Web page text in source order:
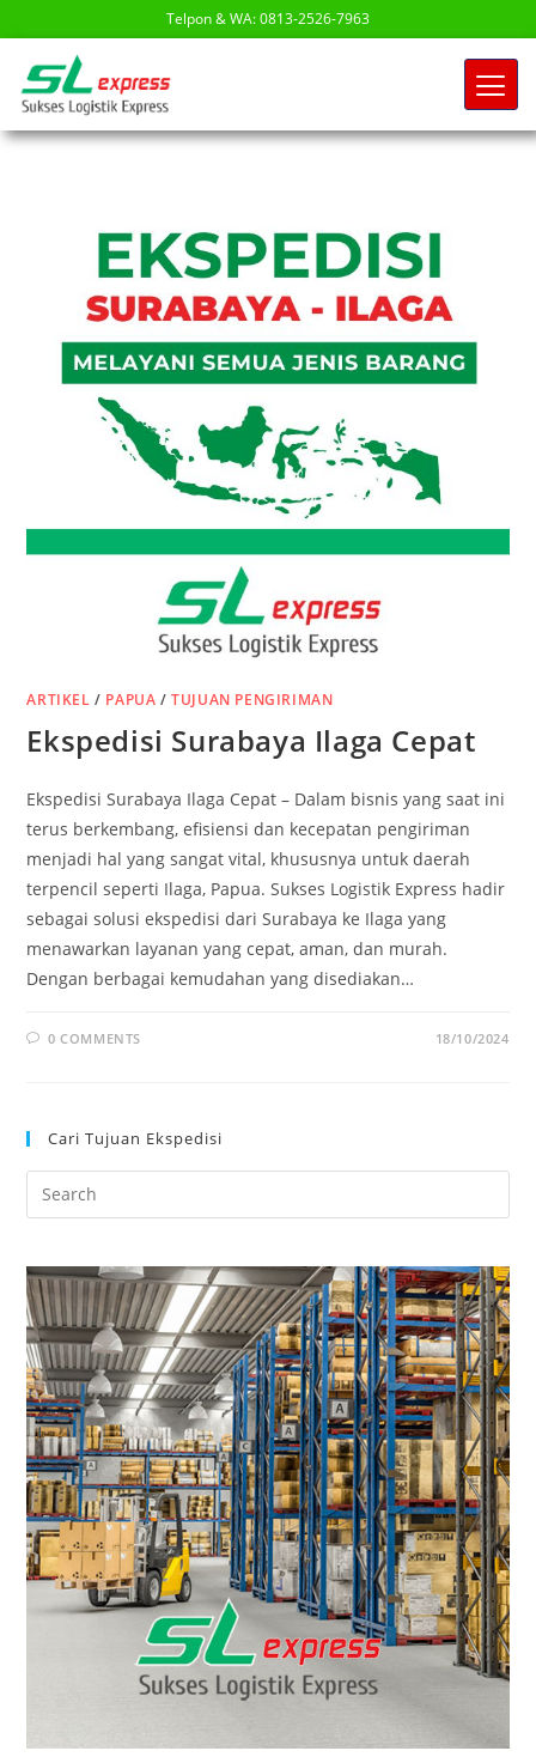
Telpon & WA: 0813-2526-7963
ARTIKEL / PAPUA /TUJUAN PENGIRIMAN
Ekspedisi Surabaya Ilaga Cepat
Ekspedisi Surabaya Ilaga Cepat – Dalam bisnis yang saat ini
terus berkembang, efisiensi dan kecepatan pengiriman
menjadi hal yang sangat vital, khususnya untuk daerah
terpencil seperti Ilaga, Papua. Sukses Logistik Express hadir
sebagai solusi ekspedisi dari Surabaya ke Ilaga yang
menawarkan layanan yang cepat, aman, dan murah.
Dengan berbagai kemudahan yang disediakan…
0 COMMENTS 18/10/2024
Cari Tujuan Ekspedisi